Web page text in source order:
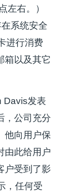
左右。）
系统安全
进行消费
箱以及其它
Davis发表
，公司充分
他向用户保
由此给用户
户受到了影
，任何受